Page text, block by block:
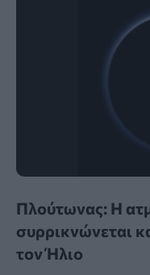
Πλούτωνας: Η
συρρικνώνεται
τον Ήλιο